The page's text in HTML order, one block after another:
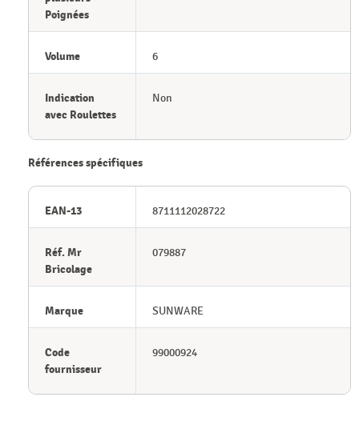
Poignées
Volume 6
Indication
avec Roulettes
Non
Références spécifiques
EAN-13 8711112028722
Réf. Mr
Bricolage
079887
Marque SUNWARE
Code
fournisseur
99000924